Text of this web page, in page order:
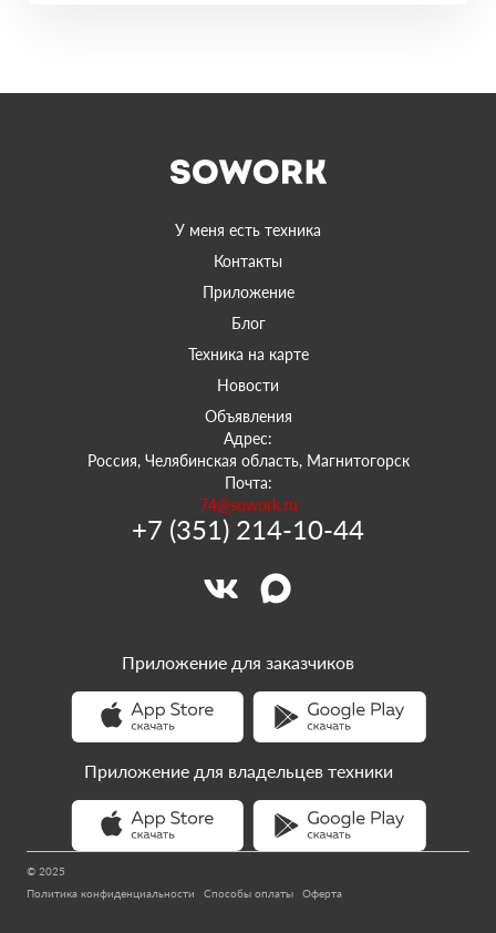
У меня есть техника
Контакты
Приложение
Блог
Техника на карте
Новости
Объявления
Адрес:
Россия, Челябинская область, Магнитогорск
Почта:
74@sowork.ru
+7 (351) 214-10-44
© 2025
Политика конфиденциальности
Способы оплаты Оферта
Приложение для заказчиков
Приложение для владельцев техники